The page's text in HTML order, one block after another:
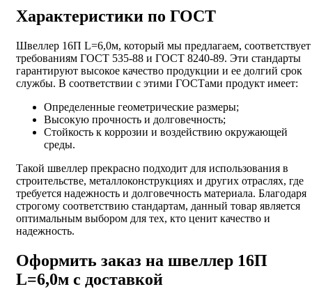
Характеристики по ГОСТ
Швеллер 16П L=6,0м, который мы предлагаем, соответствует
требованиям ГОСТ 535-88 и ГОСТ 8240-89. Эти стандарты
гарантируют высокое качество продукции и ее долгий срок
службы. В соответствии с этими ГОСТами продукт имеет:
Определенные геометрические размеры;
Высокую прочность и долговечность;
Стойкость к коррозии и воздействию окружающей
среды.
Такой швеллер прекрасно подходит для использования в
строительстве, металлоконструкциях и других отраслях, где
требуется надежность и долговечность материала. Благодаря
строгому соответствию стандартам, данный товар является
оптимальным выбором для тех, кто ценит качество и
надежность.
Оформить заказ на швеллер 16П
L=6,0м с доставкой